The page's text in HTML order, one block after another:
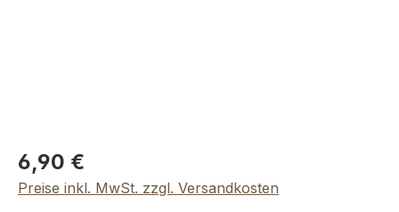
Regulärer Preis:
6,90 €
Preise inkl. MwSt. zzgl. Versandkosten